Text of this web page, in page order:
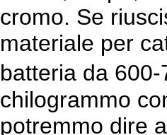
cromo. Se
materiale per
batteria da
chilogrammo
potremmo dire